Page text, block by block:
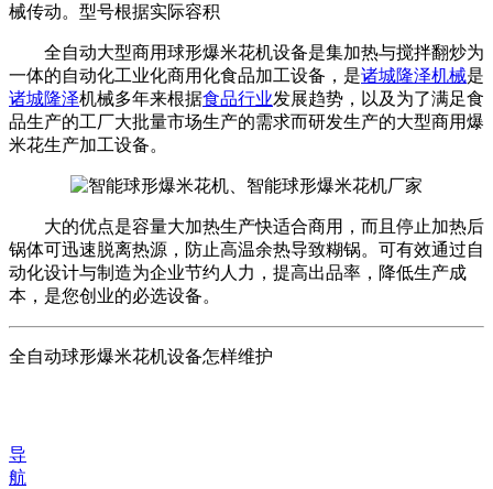
械传动。型号根据实际容积
全自动大型商用球形爆米花机设备是集加热与搅拌翻炒为
一体的自动化工业化商用化食品加工设备，是诸城隆泽机械是
诸城隆泽机械多年来根据食品行业发展趋势，以及为了满足食
品生产的工厂大批量市场生产的需求而研发生产的大型商用爆
米花生产加工设备。
大的优点是容量大加热生产快适合商用，而且停止加热后
锅体可迅速脱离热源，防止高温余热导致糊锅。可有效通过自
动化设计与制造为企业节约人力，提高出品率，降低生产成
本，是您创业的必选设备。
全自动球形爆米花机设备怎样维护
导
航